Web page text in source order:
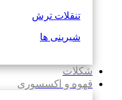
تنقلات ترش
شیرینی ها
شکلات
قهوه و اکسسوری